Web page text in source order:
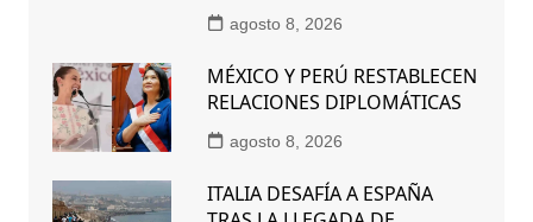
agosto 8, 2026
MÉXICO Y PERÚ RESTABLECEN
RELACIONES DIPLOMÁTICAS
agosto 8, 2026
ITALIA DESAFÍA A ESPAÑA